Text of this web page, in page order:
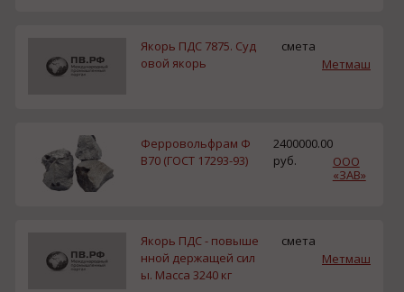
Якорь ПДС 7875. Суд
овой якорь
смета
Метмаш
Ферровольфрам Ф
В70 (ГОСТ 17293-93)
2400000.00
руб.
ООО
«ЗАВ»
Якорь ПДС - повыше
нной держащей сил
ы. Масса 3240 кг
смета
Метмаш